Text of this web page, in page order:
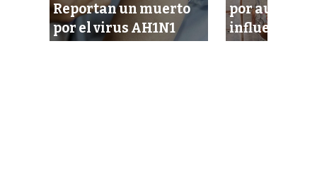
Reportan un muerto
por el virus AH1N1
por
influenza